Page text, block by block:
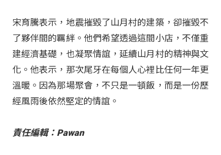
宋育騰表示，地震摧毀了山月村的建築，卻摧毀不
了夥伴間的羈絆。他們希望透過這間小店，不僅重
建經濟基礎，也凝聚情誼，延續山月村的精神與文
化。他表示，那次尾牙在每個人心裡比任何一年更
溫暖。因為那場聚會，不只是一頓飯，而是一份歷
經風雨後依然堅定的情誼。
責任編輯：Pawan